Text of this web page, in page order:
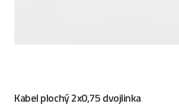
Kabel plochý 2x0,75 dvojlinka